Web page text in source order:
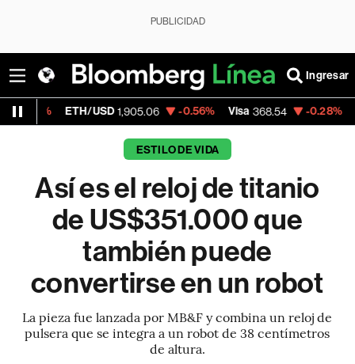
PUBLICIDAD
Ingresar
1,905.06 -0.56% Visa 368.54 -0.28% MercadoLibre
ESTILO DE VIDA
Así es el reloj de titanio
de US$351.000 que
también puede
convertirse en un robot
La pieza fue lanzada por MB&F y combina un reloj de
pulsera que se integra a un robot de 38 centímetros
de altura.